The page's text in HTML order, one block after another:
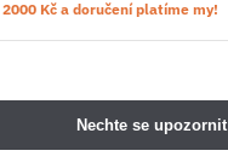
2000 Kča doručení platíme my!
Nechte se upozornit